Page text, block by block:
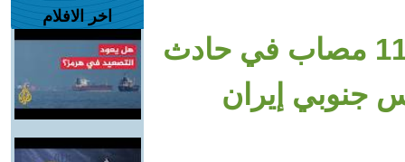
- 25 قتيلاً وأكثر من 1100 مصاب في حادث
جنوبي إيران
اخر الافلام